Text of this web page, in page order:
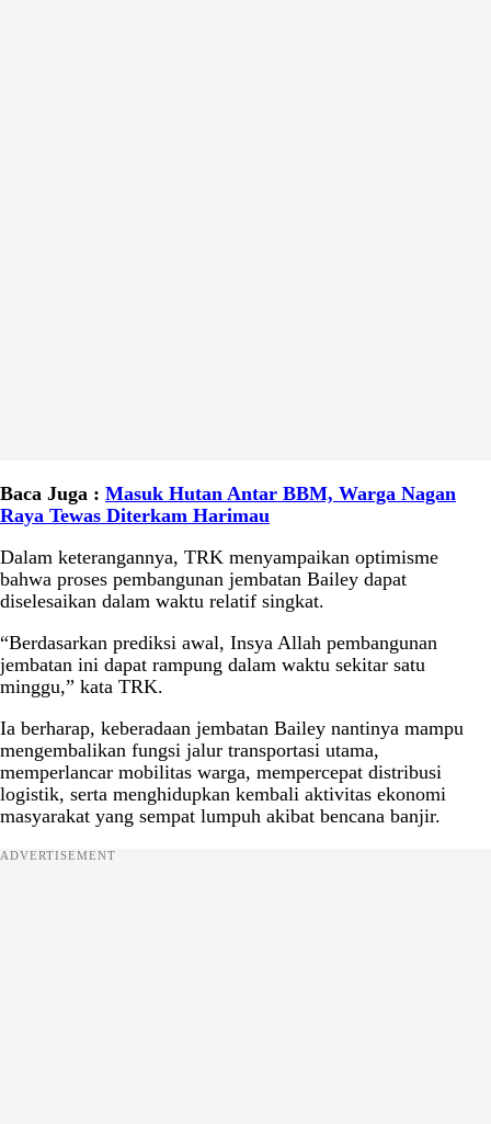
Baca Juga : Masuk Hutan Antar BBM, Warga Nagan
Raya Tewas Diterkam Harimau
Dalam keterangannya, TRK menyampaikan optimisme
bahwa proses pembangunan jembatan Bailey dapat
diselesaikan dalam waktu relatif singkat.
“Berdasarkan prediksi awal, Insya Allah pembangunan
jembatan ini dapat rampung dalam waktu sekitar satu
minggu,” kata TRK.
Ia berharap, keberadaan jembatan Bailey nantinya mampu
mengembalikan fungsi jalur transportasi utama,
memperlancar mobilitas warga, mempercepat distribusi
logistik, serta menghidupkan kembali aktivitas ekonomi
masyarakat yang sempat lumpuh akibat bencana banjir.
ADVERTISEMENT